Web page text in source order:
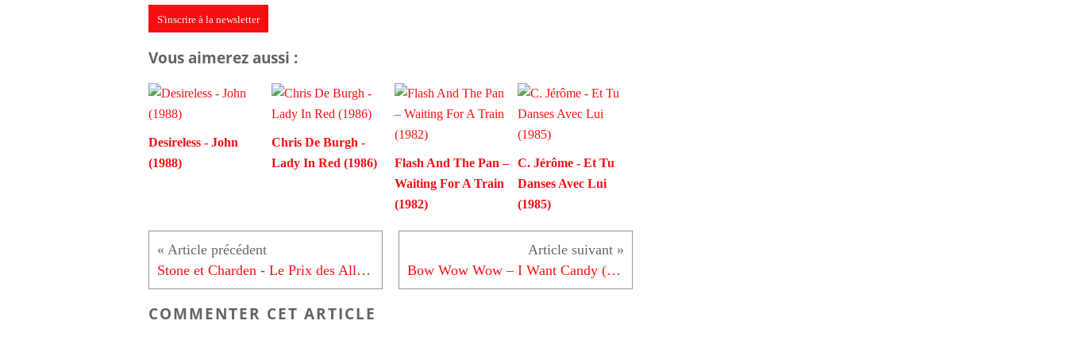
S'inscrire à la newsletter
Vous aimerez aussi :
Desireless - John
(1988)
Chris De Burgh -
Lady In Red (1986)
Flash And The Pan –
Waiting For A Train
(1982)
C. Jérôme - Et Tu
Danses Avec Lui
(1985)
Stone et Charden - Le Prix des Allumettes (1972) Bow Wow Wow – I Want Candy (1982)
COMMENTER CET ARTICLE